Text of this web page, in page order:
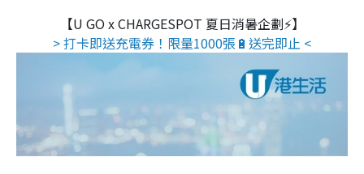
【U GO x CHARGESPOT 夏日消暑企劃⚡】
> 打卡即送充電券！限量1000張🔋送完即止 <